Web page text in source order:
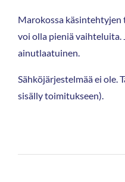
Marokossa käsintehtyjen
voi olla pieniä vaihteluita.
ainutlaatuinen.
Sähköjärjestelmää ei ole.
sisälly toimitukseen).